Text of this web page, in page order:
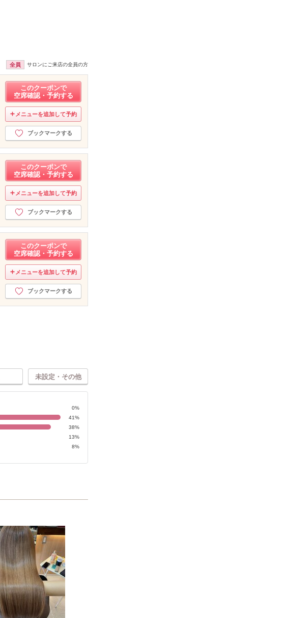
全員 サロンにご来店の全員の方
このクーポンで
空席確認・予約する
メニューを追加して予約
ブックマークする
このクーポンで
空席確認・予約する
メニューを追加して予約
ブックマークする
このクーポンで
空席確認・予約する
メニューを追加して予約
ブックマークする
未設定・その他
0%
41%
38%
13%
8%